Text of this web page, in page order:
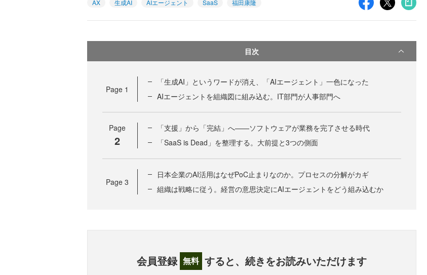
AX 生成AI AIエージェント SaaS 福田康隆
目次
Page 1
「生成AI」というワードが消え、「AIエージェント」一色になった
AIエージェントを組織図に組み込む。IT部門が人事部門へ
Page
2
「支援」から「完結」へ——ソフトウェアが業務を完了させる時代
「SaaS is Dead」を整理する。大前提と3つの側面
Page 3
日本企業のAI活用はなぜPoC止まりなのか。プロセスの分解がカギ
組織は戦略に従う。経営の意思決定にAIエージェントをどう組み込むか
会員登録 無料 すると、続きをお読みいただけます